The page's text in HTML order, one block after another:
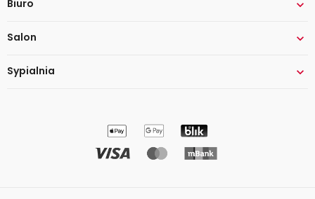
Biuro 
Salon 
Sypialnia 